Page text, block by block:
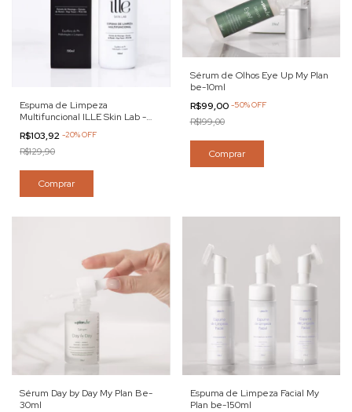
Espuma de Limpeza
Multifuncional ILLE Skin Lab -
150ml
R$103,92 -20%OFF
R$129,90
Comprar
Sérum de Olhos Eye Up My Plan
be-10ml
R$99,00 -50%OFF
R$199,00
Comprar
Sérum Day by Day My Plan Be-
30ml
Espuma de Limpeza Facial My
Plan be-150ml